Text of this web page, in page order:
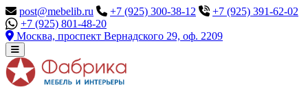
post@mebelib.ru +7 (925) 300-38-12
+7 (925) 391-62-02
+7 (925) 801-48-20
Москва, проспект Вернадского 29, оф. 2209